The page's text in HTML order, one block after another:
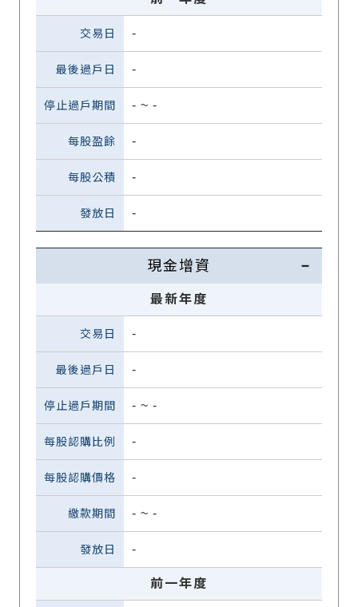
-
-
- ~ -
-
-
-
現金增資
最新年度
-
-
- ~ -
-
-
- ~ -
-
前一年度